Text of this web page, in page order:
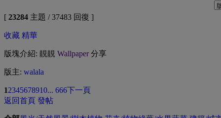
[ 23284 主題 / 37483 回復 ]
收藏 精華
版塊介紹: 靚靚 Wallpaper 分享
版主: walala
12345678910... 666下一頁
返回首頁 發帖